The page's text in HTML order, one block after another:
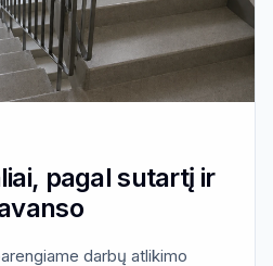
pagal sutartį ir
darbų atlikimo